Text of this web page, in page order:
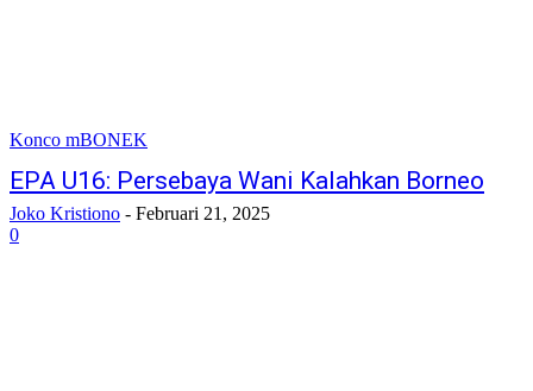
Konco mBONEK
EPA U16: Persebaya Wani Kalahkan Borneo
Joko Kristiono - Februari 21, 2025
0